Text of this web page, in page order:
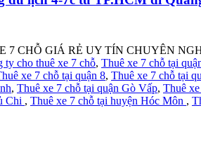
7 CHỖ GIÁ RẺ UY TÍN CHUYÊN
ty cho thuê xe 7 chỗ, Thuê xe 7 chỗ tại
xe 7 chỗ tại quận 8, Thuê xe 7 chỗ tại
, Thuê xe 7 chỗ tại quận Gò Vấp, Thuê
Chi , Thuê xe 7 chỗ tại huyện Hóc Môn ,